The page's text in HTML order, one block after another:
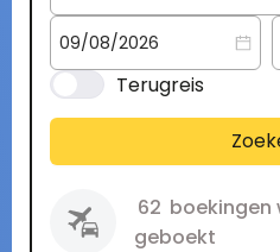
Terugreis
62 boekingen
geboekt